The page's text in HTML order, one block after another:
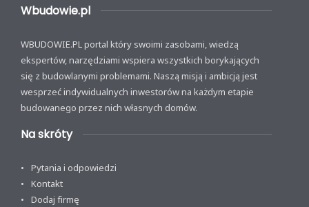
Wbudowie.pl
WBUDOWIE.PL portal który swoimi zasobami, wiedzą
ekspertów, narzędziami wspiera wszystkich borykających
się z budowlanymi problemami. Naszą misją i ambicją jest
wesprzeć indywidualnych inwestorów na każdym etapie
budowanego przez nich własnych domów.
Na skróty
Pytania i odpowiedzi
Kontakt
Dodaj firmę